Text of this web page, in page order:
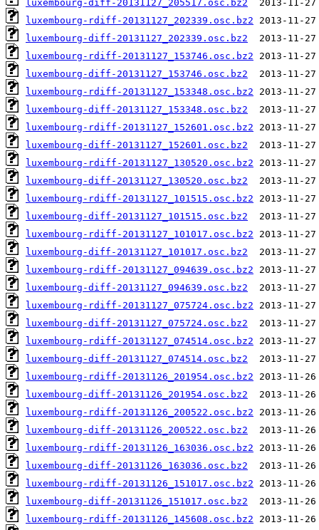
luxembourg-diff-20131127_205517.osc.bz2
luxembourg-rdiff-20131127_202339.osc.bz2
luxembourg-diff-20131127_202339.osc.bz2
luxembourg-rdiff-20131127_153746.osc.bz2
luxembourg-diff-20131127_153746.osc.bz2
luxembourg-rdiff-20131127_153348.osc.bz2
luxembourg-diff-20131127_153348.osc.bz2
luxembourg-rdiff-20131127_152601.osc.bz2
luxembourg-diff-20131127_152601.osc.bz2
luxembourg-rdiff-20131127_130520.osc.bz2
luxembourg-diff-20131127_130520.osc.bz2
luxembourg-rdiff-20131127_101515.osc.bz2
luxembourg-diff-20131127_101515.osc.bz2
luxembourg-rdiff-20131127_101017.osc.bz2
luxembourg-diff-20131127_101017.osc.bz2
luxembourg-rdiff-20131127_094639.osc.bz2
luxembourg-diff-20131127_094639.osc.bz2
luxembourg-rdiff-20131127_075724.osc.bz2
luxembourg-diff-20131127_075724.osc.bz2
luxembourg-rdiff-20131127_074514.osc.bz2
luxembourg-diff-20131127_074514.osc.bz2
luxembourg-rdiff-20131126_201954.osc.bz2
luxembourg-diff-20131126_201954.osc.bz2
luxembourg-rdiff-20131126_200522.osc.bz2
luxembourg-diff-20131126_200522.osc.bz2
luxembourg-rdiff-20131126_163036.osc.bz2
luxembourg-diff-20131126_163036.osc.bz2
luxembourg-rdiff-20131126_151017.osc.bz2
luxembourg-diff-20131126_151017.osc.bz2
luxembourg-rdiff-20131126_145608.osc.bz2